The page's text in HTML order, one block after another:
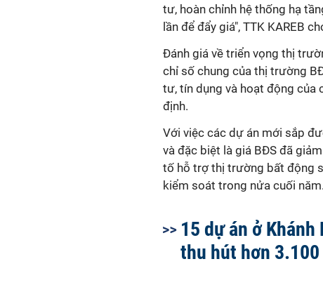
tư, hoàn chỉnh hệ thống hạ
lần để đẩy giá", TTK KAREB
Đánh giá về triển vọng thị
chỉ số chung của thị trường
tư, tín dụng và hoạt động của
định.
Với việc các dự án mới sắp
và đặc biệt là giá BĐS đã
tố hỗ trợ thị trường bất động
kiểm soát trong nửa cuối năm.
15 dự án ở Khánh
thu hút hơn